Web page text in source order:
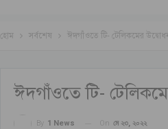
হোম সর্বশেষ ঈদগাঁওতে টি- টেলিকমের
ঈদগাঁওতে টি-
By 1 News On মে ২৩, ২০২২